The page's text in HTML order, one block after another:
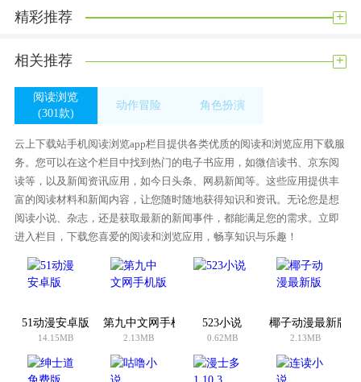
5。这里汇集了丰富的小说资源，各种资源应有尽有！你可以搜
6。您还可以查看列表中的热点小说。该软件支持多种阅读模
掌上小说阅读器软件具有多种功能
为用户提供了非常方便的自动翻页功能，解放了他们的双手。
独特的低流量设计，让你在阅读时不会遇到任何流量问题，一
步到位节省流量。
海量正版小说资源，实时更新，跟随作者的脚步，阅读最新小
说。
掌上小说阅读器软件评估
序。
软件界面:9.6
软件功能:9.3
精彩推荐 +
相关推荐 +
阅读浏览
(301款)
动作冒险
角色扮演
云上下载站手机阅读浏览app栏目提供各类优质的阅读和浏览应用下载服
务。您可以在这个栏目中找到热门的电子书应用，如微信读书、京东阅
读等，以及新闻资讯应用，如今日头条、网易新闻等。这些应用提供丰
富的阅读材料和新闻内容，让您随时随地获得知识和资讯。无论您是想
阅读小说、杂志，还是获取最新的新闻事件，都能满足您的需求。立即
进入栏目，下载您喜爱的阅读和浏览应用，畅享知识与乐趣！
51动漫安卓版
14.15MB
第九中文网手机版
2.13MB
523小说
0.62MB
椰子动漫最新版
2.13MB